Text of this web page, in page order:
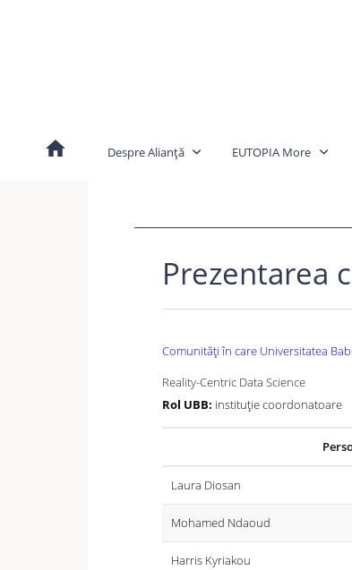
Despre Alianță EUTOPIA More
Prezentarea
Comunități în care Universitatea
Reality-Centric Data Science
Rol UBB: instituție coordonatoare
Laura Diosan
Mohamed Ndaoud
Harris Kyriakou